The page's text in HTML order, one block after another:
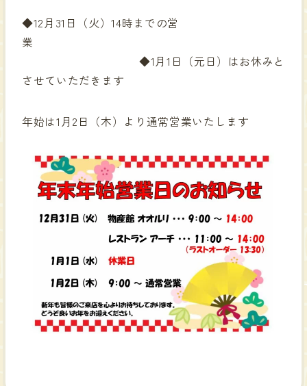
◆12月31日（火）14時までの営
業
◆1月1日（元日）はお休みと
させていただきます
年始は1月2日（木）より通常営業いたします